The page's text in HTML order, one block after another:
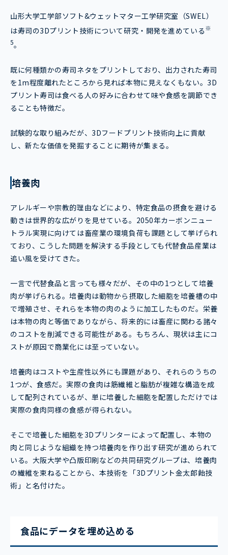
山形大学工学部ソフト&ウェットマター工学研究室（SWEL）
は寿司の3Dプリント技術について研究・開発を進めている※
5。
既に何種類かの寿司ネタをプリントしており、出力された寿司
を1m程度離れたところから見れば本物に見えなくもない。3D
プリント寿司は食べる人の好みに合わせて味や食感を調節でき
ることも特徴だ。
試験的な取り組みだが、3Dフードプリント技術向上に貢献
し、新たな価値を発掘することに期待が集まる。
培養肉
アレルギーや宗教的理由などにより、特定食品の摂食を避ける
動きは世界的な広がりを見せている。2050年カーボンニュー
トラル実現に向けては畜産業の環境負荷も課題として挙げられ
ており、こうした問題を解決する手段としても代替食品産業は
追い風を受けてきた。
一言で代替食品と言っても様々だが、その中の1つとして培養
肉が挙げられる。培養肉は動物から摂取した細胞を培養槽の中
で増殖させ、それらを本物の肉のように加工したものだ。栄養
は本物の肉と等価でありながら、将来的には畜産に関わる諸々
のコストを削減できる可能性がある。もちろん、現状は主にコ
ストが原因で商業化には至っていない。
培養肉はコストや生産性以外にも課題があり、それらのうちの
1つが、食感だ。実際の食肉は筋繊維と脂肪が複雑な構造を成
して配列されているが、単に培養した細胞を配置しただけでは
実際の食肉同様の食感が得られない。
そこで培養した細胞を3Dプリンターによって配置し、本物の
肉と同じような組織を持つ培養肉を作り出す研究が進められて
いる。大阪大学や凸版印刷などの共同研究グループは、培養肉
の繊維を束ねることから、本技術を「3Dプリント金太郎飴技
術」と名付けた。
食品にデータを埋め込める